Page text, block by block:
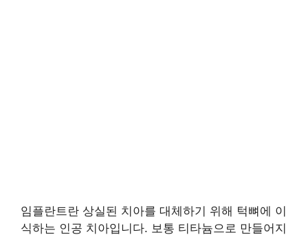
임플란트란 상실된 치아를 대체하기 위해 턱뼈에 이
식하는 인공 치아입니다. 보통 티타늄으로 만들어지